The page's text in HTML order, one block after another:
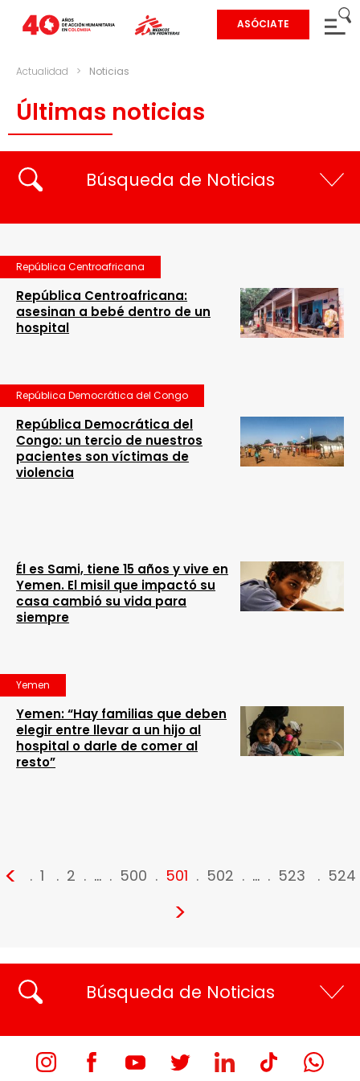
ASÓCIATE
Actualidad > Noticias
Últimas noticias
Búsqueda de Noticias
República Centroafricana
República Centroafricana:
asesinan a bebé dentro de un
hospital
República Democrática del Congo
República Democrática del
Congo: un tercio de nuestros
pacientes son víctimas de
violencia
Él es Sami, tiene 15 años y vive en
Yemen. El misil que impactó su
casa cambió su vida para
siempre
Yemen
Yemen: “Hay familias que deben
elegir entre llevar a un hijo al
hospital o darle de comer al
resto”
< 1 2 … 500 501 502 … 523 524
>
Búsqueda de Noticias